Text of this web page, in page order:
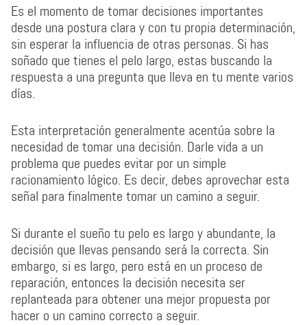
Es el momento de tomar decisiones importantes
desde una postura clara y con tu propia determinación,
sin esperar la influencia de otras personas. Si has
soñado que tienes el pelo largo, estas buscando la
respuesta a una pregunta que lleva en tu mente varios
días.
Esta interpretación generalmente acentúa sobre la
necesidad de tomar una decisión. Darle vida a un
problema que puedes evitar por un simple
racionamiento lógico. Es decir, debes aprovechar esta
señal para finalmente tomar un camino a seguir.
Si durante el sueño tu pelo es largo y abundante, la
decisión que llevas pensando será la correcta. Sin
embargo, si es largo, pero está en un proceso de
reparación, entonces la decisión necesita ser
replanteada para obtener una mejor propuesta por
hacer o un camino correcto a seguir.